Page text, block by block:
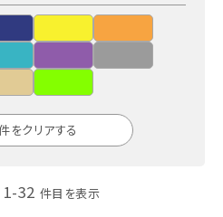
をクリアする
1-32 件目を表示